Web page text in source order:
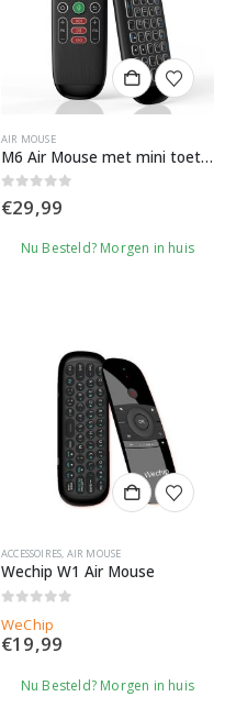
AIR MOUSE
M6 Air Mouse met mini toetsenbord & Mediatoetsen
0out of 5
€29,99
Nu Besteld? Morgen in huis
ACCESSOIRES, AIR MOUSE
Wechip W1 Air Mouse
WeChip
€19,99
Nu Besteld? Morgen in huis